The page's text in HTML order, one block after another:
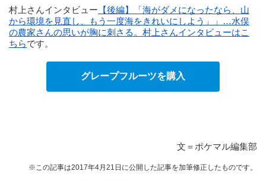
村上さんインタビュー 【後編】「海がダメになったなら、山
から環境を見直し、もう一度海をきれいにしよう」」…水俣
の農家さんの思いが胸に刺さる。村上さんインタビューはこ
ちらです。
グレープフルーツを購入
文＝ポケマル編集部
※この記事は2017年4月21日に公開した記事を加筆修正したものです。